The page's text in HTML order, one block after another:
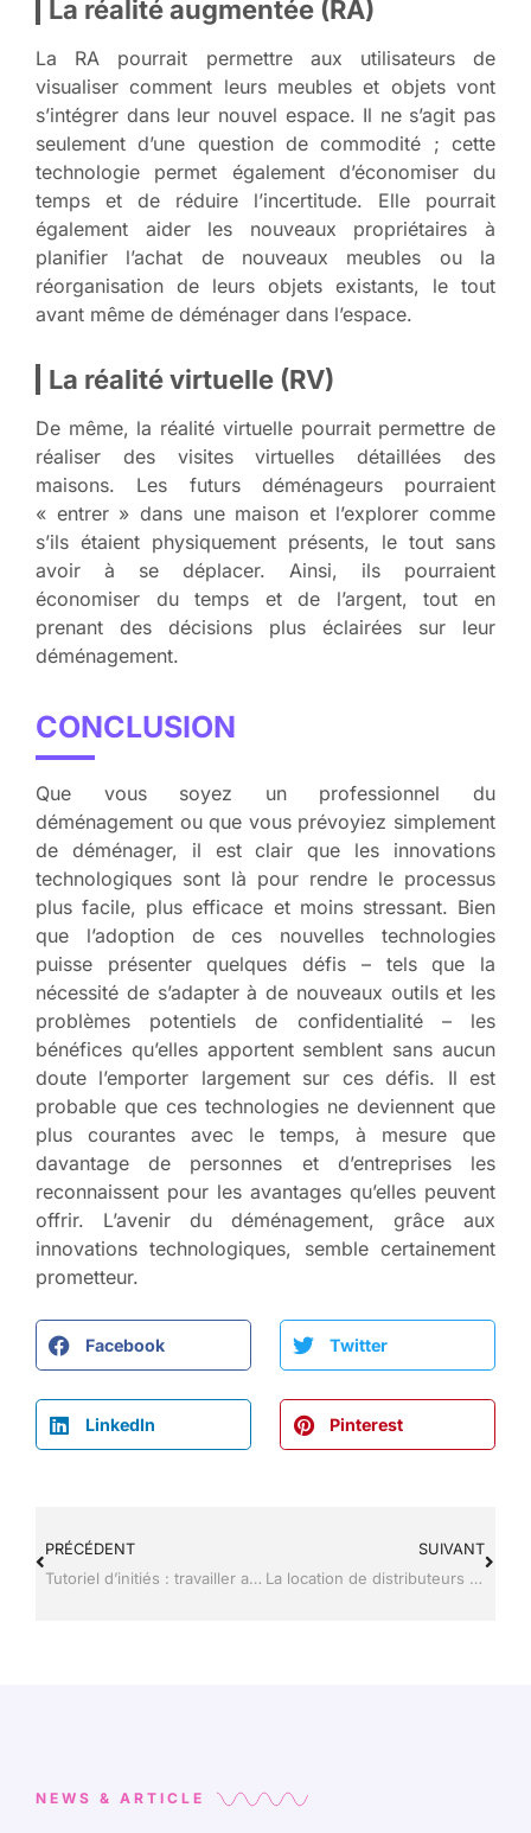
La réalité augmentée (RA)
La RA pourrait permettre aux utilisateurs de
visualiser comment leurs meubles et objets vont
s’intégrer dans leur nouvel espace. Il ne s’agit pas
seulement d’une question de commodité ; cette
technologie permet également d’économiser du
temps et de réduire l’incertitude. Elle pourrait
également aider les nouveaux propriétaires à
planifier l’achat de nouveaux meubles ou la
réorganisation de leurs objets existants, le tout
avant même de déménager dans l’espace.
La réalité virtuelle (RV)
De même, la réalité virtuelle pourrait permettre de
réaliser des visites virtuelles détaillées des
maisons. Les futurs déménageurs pourraient
« entrer » dans une maison et l’explorer comme
s’ils étaient physiquement présents, le tout sans
avoir à se déplacer. Ainsi, ils pourraient
économiser du temps et de l’argent, tout en
prenant des décisions plus éclairées sur leur
déménagement.
CONCLUSION
Que vous soyez un professionnel du
déménagement ou que vous prévoyiez simplement
de déménager, il est clair que les innovations
technologiques sont là pour rendre le processus
plus facile, plus efficace et moins stressant. Bien
que l’adoption de ces nouvelles technologies
puisse présenter quelques défis – tels que la
nécessité de s’adapter à de nouveaux outils et les
problèmes potentiels de confidentialité – les
bénéfices qu’elles apportent semblent sans aucun
doute l’emporter largement sur ces défis. Il est
probable que ces technologies ne deviennent que
plus courantes avec le temps, à mesure que
davantage de personnes et d’entreprises les
reconnaissent pour les avantages qu’elles peuvent
offrir. L’avenir du déménagement, grâce aux
innovations technologiques, semble certainement
prometteur.
Facebook Twitter
LinkedIn Pinterest
PRÉCÉDENT
Tutoriel d’initiés : travailler avec des extensions de fichiers pour le traitement de texte
SUIVANT
La location de distributeurs automatiques pour maximiser vos ventes
NEWS & ARTICLE